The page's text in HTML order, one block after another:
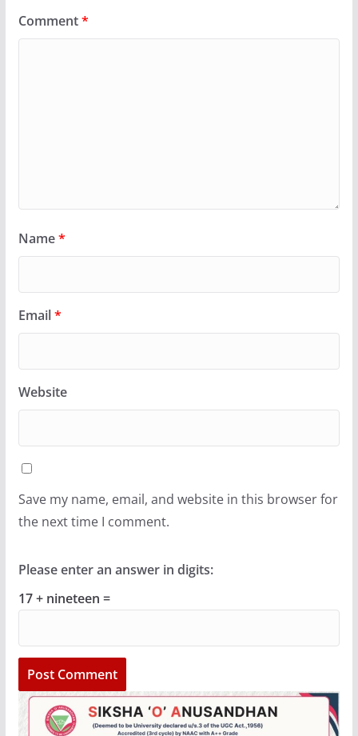
Comment*
Name*
Email*
Website
Save my name, email, and website in this browser for
the next time I comment.
Please enter an answer in digits:
17 + nineteen =